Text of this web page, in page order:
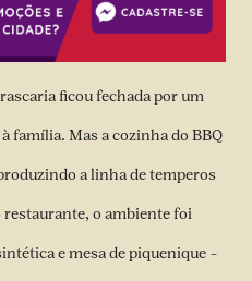
ficou fechada por um
família. Mas a cozinha do BBQ
a linha de temperos
restaurante, o ambiente foi
e mesa de piquenique –